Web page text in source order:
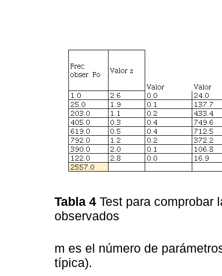
Tabla 4 Test para comprobar
observados
m es el número de
típica).